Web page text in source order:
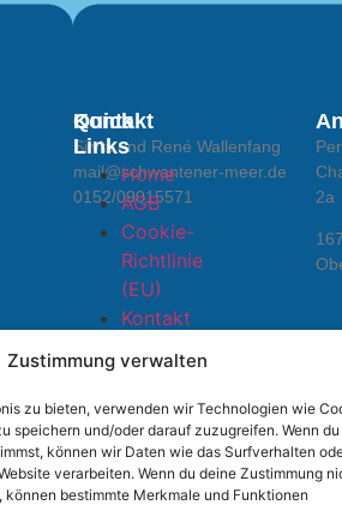
Zustimmung verwalten
zu bieten, verwenden wir Technologien wie
speichern und/oder darauf zuzugreifen. Wenn du
können wir Daten wie das Surfverhalten
verarbeiten. Wenn du deine Zustimmung
bestimmte Merkmale und Funktionen
Kontakt
Silvia und René Wallenfang
mail@schwantener-meer.de
0152/09015571
Quick
Links
Home
AGB
Cookie-
Richtlinie
(EU)
Kontakt
2a
Alle Rechte vorbehalten.